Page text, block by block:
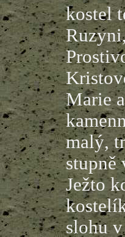
kostel
Marie
malý,
stupně
Ježto
slohu